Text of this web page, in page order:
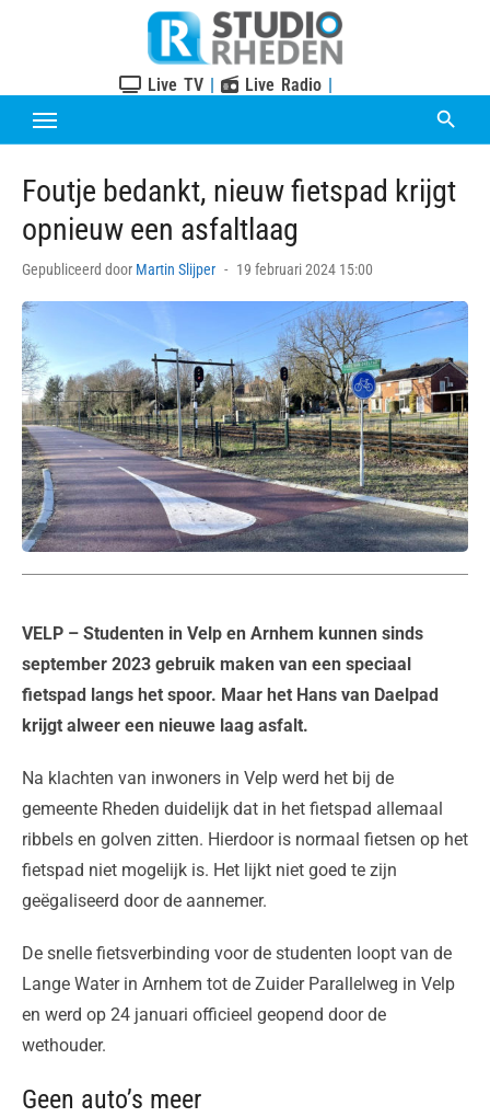
Live TV | Live Radio |
Foutje bedankt, nieuw fietspad krijgt
opnieuw een asfaltlaag
Gepubliceerd door Martin Slijper
Posted
19 februari 2024 15:00
VELP – Studenten in Velp en Arnhem kunnen sinds
september 2023 gebruik maken van een speciaal
fietspad langs het spoor. Maar het Hans van Daelpad
krijgt alweer een nieuwe laag asfalt.
Na klachten van inwoners in Velp werd het bij de
gemeente Rheden duidelijk dat in het fietspad allemaal
ribbels en golven zitten. Hierdoor is normaal fietsen op het
fietspad niet mogelijk is. Het lijkt niet goed te zijn
geëgaliseerd door de aannemer.
De snelle fietsverbinding voor de studenten loopt van de
Lange Water in Arnhem tot de Zuider Parallelweg in Velp
en werd op 24 januari officieel geopend door de
wethouder.
Geen auto’s meer